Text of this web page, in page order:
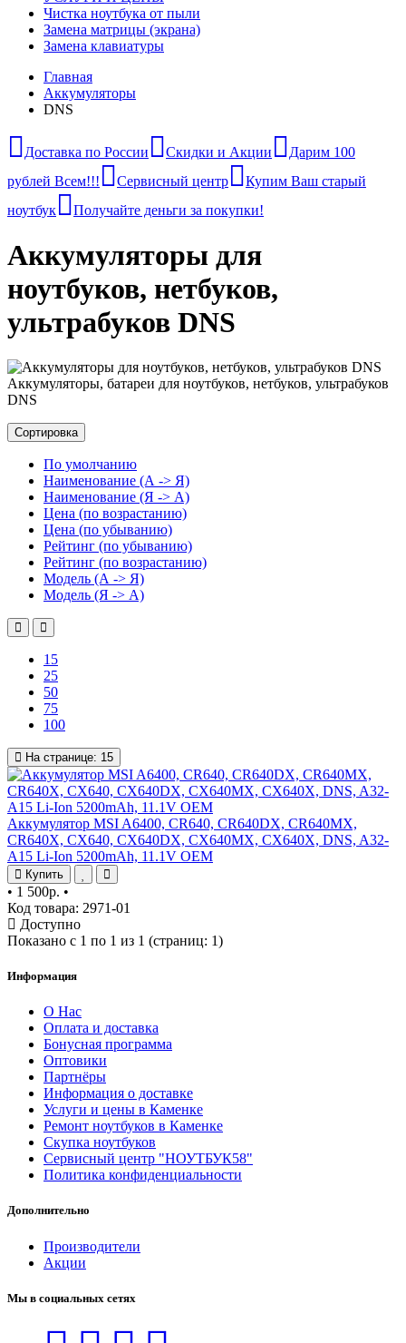
Чистка ноутбука от пыли
Замена матрицы (экрана)
Замена клавиатуры
Главная
Аккумуляторы
DNS
Доставка по России Скидки и Акции
Дарим 100
рублей Всем!!!
Сервисный центр
Купим Ваш старый
ноутбук
Получайте деньги за покупки!
Аккумуляторы для
ноутбуков, нетбуков,
ультрабуков DNS
Аккумуляторы, батареи для ноутбуков, нетбуков, ультрабуков
DNS
Сортировка
По умолчанию
Наименование (А -> Я)
Наименование (Я -> А)
Цена (по возрастанию)
Цена (по убыванию)
Рейтинг (по убыванию)
Рейтинг (по возрастанию)
Модель (А -> Я)
Модель (Я -> А)
15
25
50
75
100
На странице: 15
Аккумулятор MSI A6400, CR640, CR640DX, CR640MX,
CR640X, CX640, CX640DX, CX640MX, CX640X, DNS, A32-
A15 Li-Ion 5200mAh, 11.1V OEM
Купить
• 1 500р. •
Код товара: 2971-01
Доступно
Показано с 1 по 1 из 1 (страниц: 1)
Информация
О Нас
Оплата и доставка
Бонусная программа
Оптовики
Партнёры
Информация о доставке
Услуги и цены в Каменке
Ремонт ноутбуков в Каменке
Скупка ноутбуков
Сервисный центр "НОУТБУК58"
Политика конфиденциальности
Дополнительно
Производители
Акции
Мы в социальных сетях